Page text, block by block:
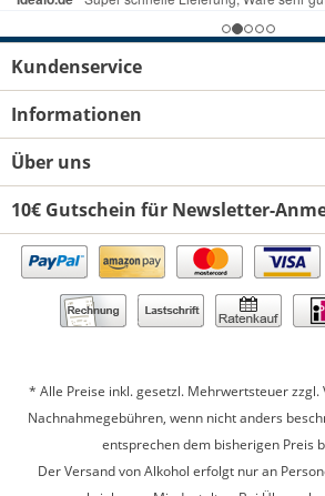
Kundenservice
Informationen
Über uns
10€ Gutschein für Newsletter-
* Alle Preise inkl. gesetzl. Mehrwertsteuer zzgl.
Nachnahmegebühren, wenn nicht anders
entsprechen dem bisherigen Preis
Der Versand von Alkohol erfolgt nur an